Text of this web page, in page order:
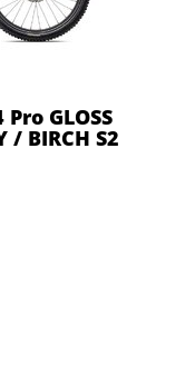
GLOSS
/ BIRCH S2